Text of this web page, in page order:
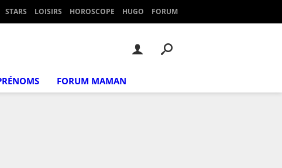
STARS LOISIRS HOROSCOPE HUGO FORUM
FORUM MAMAN